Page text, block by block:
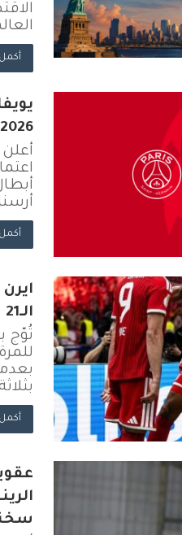
2026 بين أرسنال وباريس سان جيرمان
أعلن
الـ21 بثلاثية تاريخية لكين